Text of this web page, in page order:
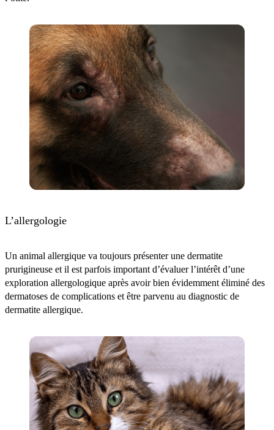
L’allergologie
Un animal allergique va toujours présenter une dermatite
prurigineuse et il est parfois important d’évaluer l’intérêt d’une
exploration allergologique après avoir bien évidemment éliminé des
dermatoses de complications et être parvenu au diagnostic de
dermatite allergique.